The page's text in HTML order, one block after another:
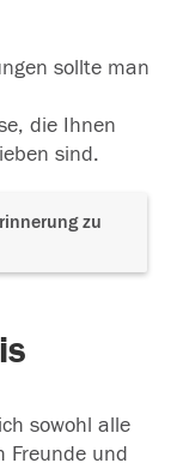
sollte man
die Ihnen
sind.
zu
sowohl alle
Freunde und